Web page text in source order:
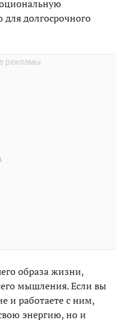
для долгосрочного
образа жизни,
мышления. Если вы
и работаете с ним,
энергию, но и